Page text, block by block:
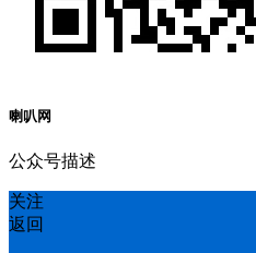
喇叭网
公众号描述
关注
返回